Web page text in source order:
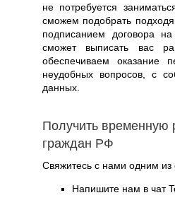
не потребуется
сможем подобрать
подписанием договора
сможет выписать вас
обеспечиваем оказание
неудобных вопросов, с
данных.
Получить временную
граждан РФ
Свяжитесь с нами одним
Напишите нам в чат